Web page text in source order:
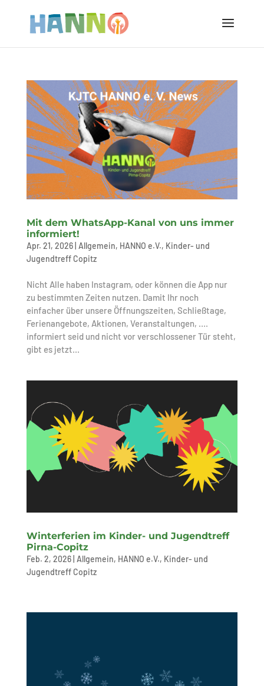
Mit dem WhatsApp-Kanal von uns immer
informiert!
Apr. 21, 2026| Allgemein, HANNO e.V., Kinder- und
Jugendtreff Copitz
Nicht Alle haben Instagram, oder können die App nur
zu bestimmten Zeiten nutzen. Damit Ihr noch
einfacher über unsere Öffnungszeiten, Schließtage,
Ferienangebote, Aktionen, Veranstaltungen, ….
informiert seid und nicht vor verschlossener Tür steht,
gibt es jetzt...
Winterferien im Kinder- und Jugendtreff
Pirna-Copitz
Feb. 2, 2026| Allgemein, HANNO e.V., Kinder- und
Jugendtreff Copitz